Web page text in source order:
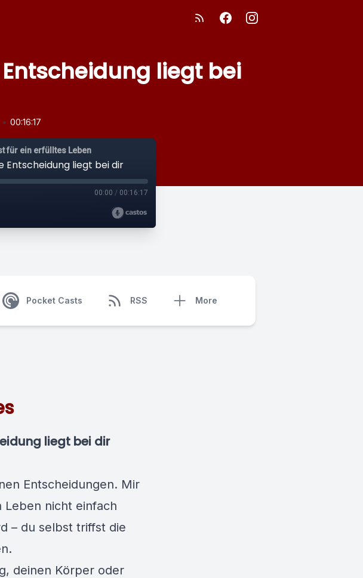
liegt bei
• 00:16:17
für ein erfülltes Leben
Entscheidung liegt bei dir
00:00 / 00:16:17
Pocket Casts RSS More
liegt bei dir
Entscheidungen. Mir
Leben nicht einfach
– du selbst triffst die
deinen Körper oder